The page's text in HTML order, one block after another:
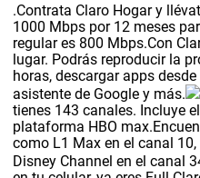
.Contrata Claro Hogar y
1000 Mbps por 12 meses
regular es 800 Mbps.Con
lugar. Podrás reproducir la
horas, descargar apps
asistente de Google y más.
tienes 143 canales. Incluye
plataforma HBO
como L1 Max en el canal
Disney Channel en el canal